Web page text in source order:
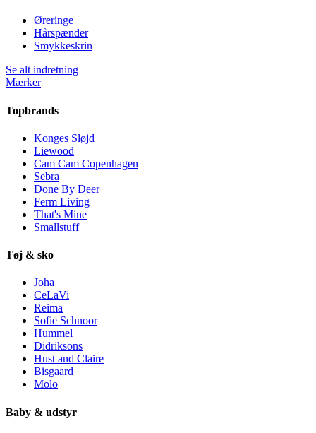
Øreringe
Hårspænder
Smykkeskrin
Se alt indretning
Mærker
Topbrands
Konges Sløjd
Liewood
Cam Cam Copenhagen
Sebra
Done By Deer
Ferm Living
That's Mine
Smallstuff
Tøj & sko
Joha
CeLaVi
Reima
Sofie Schnoor
Hummel
Didriksons
Hust and Claire
Bisgaard
Molo
Baby & udstyr